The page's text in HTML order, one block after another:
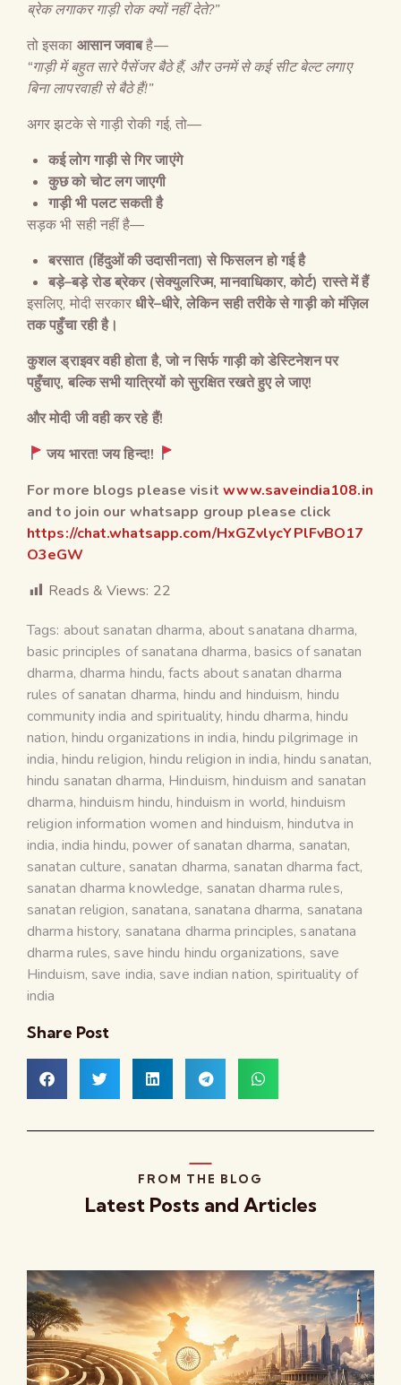
ब्रेक लगाकर गाड़ी रोक क्यों नहीं देते?”
तो इसका आसान जवाबहै—
“गाड़ी में बहुत सारे पैसेंजर बैठे हैं, और उनमें से कई सीट बेल्ट लगाए
बिना लापरवाही से बैठे हैं!”
अगर झटके से गाड़ी रोकी गई, तो—
कई लोग गाड़ी से गिर जाएंगे
कुछ को चोट लग जाएगी
गाड़ी भी पलट सकती है
सड़क भी सही नहीं है—
बरसात (हिंदुओं की उदासीनता) से फिसलन हो गई है
बड़े–बड़े रोड ब्रेकर (सेक्युलरिज्म,मानवाधिकार,कोर्ट) रास्ते में हैं
इसलिए, मोदी सरकारधीरे–धीरे,लेकिन सही तरीके से गाड़ी को मंज़िल
तक पहुँचा रही है।
कुशल ड्राइवर वही होता है, जो न सिर्फ गाड़ी को डेस्टिनेशन पर
पहुँचाए, बल्कि सभी यात्रियों को सुरक्षित रखते हुए ले जाए!
और मोदी जी वही कर रहे हैं!
जय भारत! जय हिन्द!!
For more blogs please visit www.saveindia108.in
and to join our whatsapp group please click
https://chat.whatsapp.com/HxGZvlycYPlFvBO17
O3eGW
Reads & Views: 22
Tags: about sanatan dharma, about sanatana dharma,
basic principles of sanatana dharma, basics of sanatan
dharma, dharma hindu,facts about sanatan dharma
rules of sanatan dharma, hindu and hinduism, hindu
community india and spirituality,hindu dharma, hindu
nation, hindu organizations in india, hindu pilgrimage in
india, hindu religion,hindu religion in india, hindu sanatan,
hindu sanatan dharma, Hinduism,hinduism and sanatan
dharma, hinduism hindu,hinduism in world,hinduism
religion information women and hinduism,hindutva in
india, india hindu,power of sanatan dharma, sanatan,
sanatan culture, sanatan dharma, sanatan dharma fact,
sanatan dharma knowledge, sanatan dharma rules,
sanatan religion, sanatana, sanatana dharma, sanatana
dharma history, sanatana dharma principles, sanatana
dharma rules, save hindu hindu organizations, save
Hinduism, save india, save indian nation, spirituality of
india
Share Post
FROM THE BLOG
Latest Posts and Articles